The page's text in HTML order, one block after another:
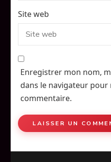
Site web
Enregistrer mon nom,
dans le navigateur
commentaire.